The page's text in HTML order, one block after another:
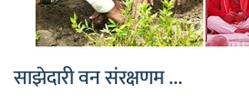
साझेदारी वन संरक्षणम ...